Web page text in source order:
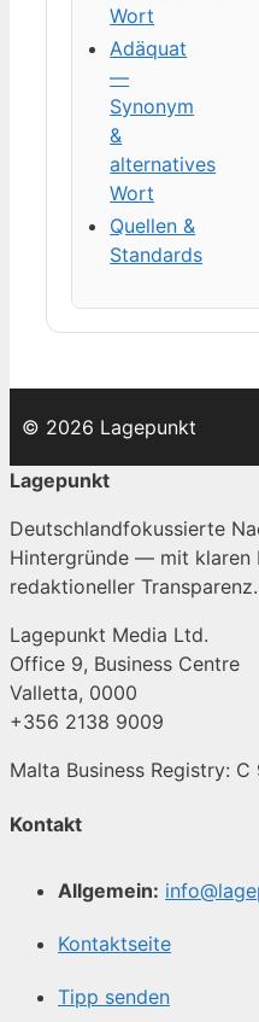
Wort
Adäquat
—
Synonym
&
alternatives
Wort
Quellen &
Standards
© 2026 Lagepunkt
Lagepunkt
Deutschlandfokussierte
Hintergründe — mit klaren
redaktioneller Transparenz.
Lagepunkt Media Ltd.
Office 9, Business Centre
Valletta, 0000
+356 2138 9009
Malta Business Registry: C
Kontakt
Allgemein:
Kontaktseite
Tipp senden